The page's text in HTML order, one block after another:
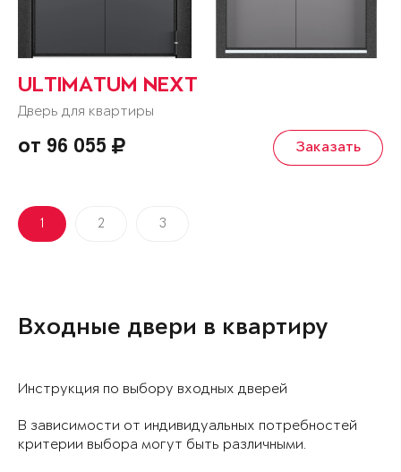
ULTIMATUM NEXT
Дверь для квартиры
от 96 055 Заказать
1 2 3
Входные двери в квартиру
Инструкция по выбору входных дверей
В зависимости от индивидуальных потребностей
критерии выбора могут быть различными.